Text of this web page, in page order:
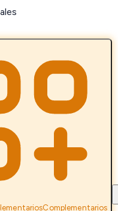
Complementarios